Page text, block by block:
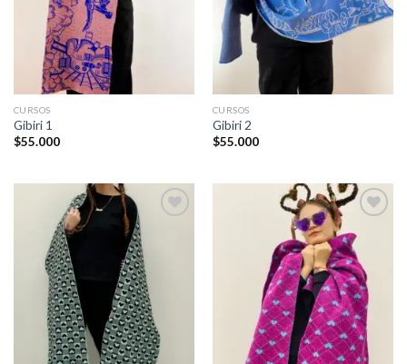
CURSOS
Gibiri 1
$55.000
CURSOS
Gibiri 2
$55.000
deseos
Añadir
a la
lista de
deseos